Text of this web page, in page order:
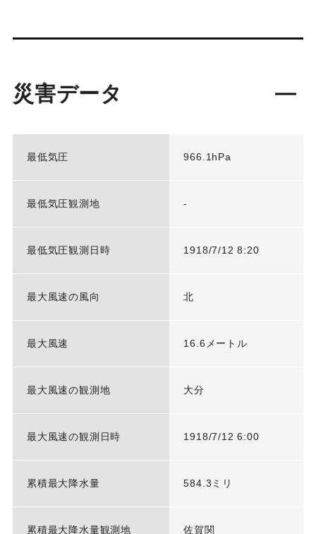
災害データ
最低気圧 966.1hPa
最低気圧観測地 -
最低気圧観測日時 1918/7/12 8:20
最大風速の風向 北
最大風速 16.6メートル
最大風速の観測地 大分
最大風速の観測日時 1918/7/12 6:00
累積最大降水量 584.3ミリ
累積最大降水量観測地 佐賀関